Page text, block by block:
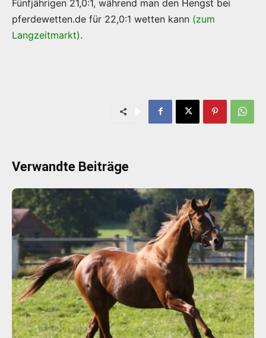
Fünfjährigen 21,0:1, während man den Hengst bei
pferdewetten.de für 22,0:1 wetten kann (zum
Langzeitmarkt).
Verwandte Beiträge